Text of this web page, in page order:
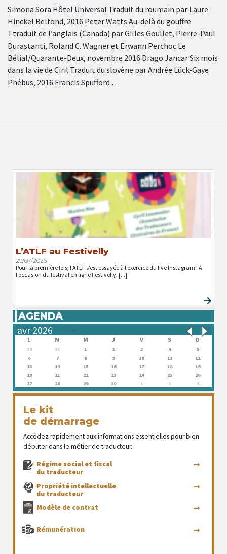
Simona Sora Hôtel Universal Traduit du roumain par Laure
Hinckel Belfond, 2016 Peter Watts Au-delà du gouffre
Ttraduit de l’anglais (Canada) par Gilles Goullet, Pierre-Paul
Durastanti, Roland C. Wagner et Erwann Perchoc Le
Bélial/Quarante-Deux, novembre 2016 Drago Jancar Six mois
dans la vie de Ciril Traduit du slovène par Andrée Lück-Gaye
Phébus, 2016 Francis Spufford …
L’ATLF au Festivelly
29/07/2026
Pour la première fois, l’ATLF s’est essayée à l’exercice du live Instagram ! A
l’occasion du festival en ligne Festivelly, [...]
AGENDA
L M M J V S D
30 31 1 2 3 4
5
6
7 8 9 10 11
12
13
14 15 16 17 18
19
20
21 22 23 24 25
26
27
28 29 30 1 2 3
Le kit
de démarrage
Accédez rapidement aux informations essentielles pour bien
débuter dans le métier de traducteur.
Régime social et fiscal
du traducteur
Propriété intellectuelle
du traducteur
Modèle de contrat
Rémunération